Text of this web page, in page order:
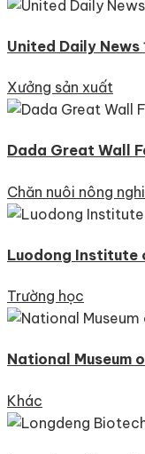
United Daily News
Xưởng sản xuất
Dada Great Wall
Chăn nuôi nông
Luodong Institute
Trường học
National Museum
Khác